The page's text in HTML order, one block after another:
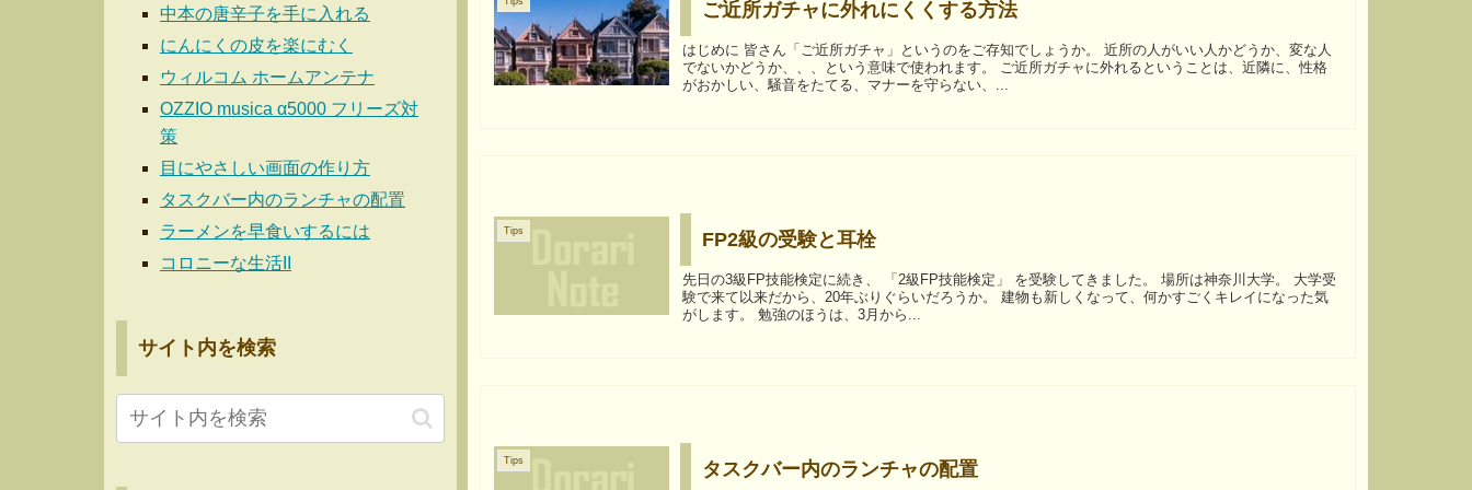
ご近所ガチャに外れにくくする方法
はじめに 皆さん「ご近所ガチャ」というのをご存知でしょうか。 近所の人がいい人かどうか、変な人
でないかどうか、、、という意味で使われます。 ご近所ガチャに外れるということは、近隣に、性格
がおかしい、騒音をたてる、マナーを守らない、...
Tips FP2級の受験と耳栓
先日の3級FP技能検定に続き、 「2級FP技能検定」 を受験してきました。 場所は神奈川大学。 大学受
験で来て以来だから、20年ぶりぐらいだろうか。 建物も新しくなって、何かすごくキレイになった気
がします。 勉強のほうは、3月から...
Tips タスクバー内のランチャの配置
中本の唐辛子を手に入れる
にんにくの皮を楽にむく
ウィルコム ホームアンテナ
OZZIO musica α5000 フリーズ対
策
目にやさしい画面の作り方
タスクバー内のランチャの配置
ラーメンを早食いするには
コロニーな生活II
サイト内を検索